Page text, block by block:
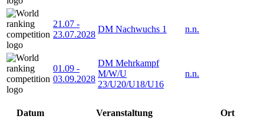
21.07 -
23.07.2028
DM Nachwuchs 1 n.n.
01.09 -
03.09.2028
DM Mehrkampf
M/W/U
23/U20/U18/U16
n.n.
Datum Veranstaltung
Ort